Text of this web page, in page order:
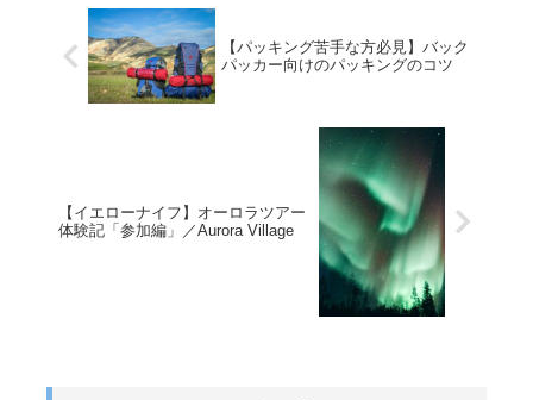
【パッキング苦手な方必見】バック
パッカー向けのパッキングのコツ
【イエローナイフ】オーロラツアー
体験記「参加編」／Aurora Village